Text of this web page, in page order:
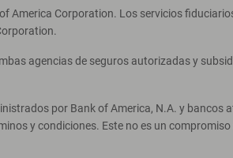
America Corporation. Los servicios
agencias de seguros autorizadas y
por Bank of America, N.A. y bancos
y condiciones. Este no es un